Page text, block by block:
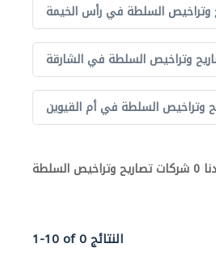
وتراخيص السلطة في رأس الخيمة
وتراخيص السلطة في الشارقة
وتراخيص السلطة في أم القيوين
السلطة
1-10 of 0 النتائج